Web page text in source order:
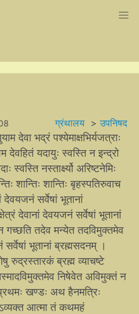
ग्रंथालय >उपनिषद
देवा भद्रं पश्येमाक्षभिर्यजत्राः
देवहितं यदायुः स्वस्ति न इन्द्रो
स्वस्ति नस्तार्क्ष्यो अरिष्टनेमिः
शान्तिः शान्तिः बृहस्पतिरुवाच
देवयजनं सर्वेषां भूतानां
देवानां देवयजनं सर्वेषां भूतानां
गच्छति तदेव मन्येत तदविमुक्तमेव
भूतानां ब्रह्मसदनम् ।
रुद्रस्तारकं ब्रह्म व्याचष्टे
निषेवेत अविमुक्तं न
खण्डः अथ हैनमत्रिः
आत्मा तं कथमहं